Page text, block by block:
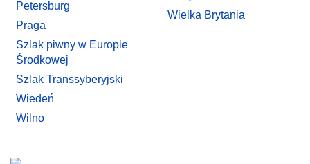
Petersburg
Praga
Szlak piwny w Europie
Środkowej
Szlak Transsyberyjski
Wiedeń
Wilno
Wielka Brytania